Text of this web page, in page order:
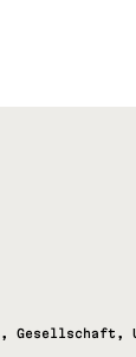
,Gesellschaft ,